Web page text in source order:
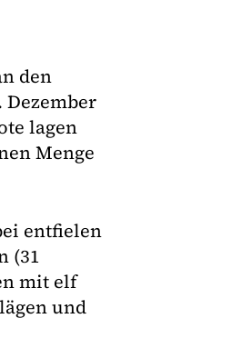
den
Dezember
lagen
Menge
entfielen
(31
mit elf
und